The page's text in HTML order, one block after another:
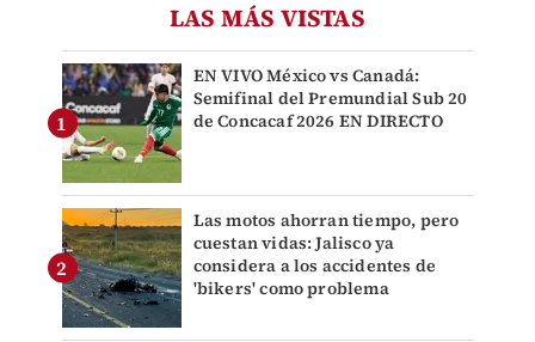
LAS MÁS VISTAS
EN VIVO México vs Canadá:
Semifinal del Premundial Sub 20
de Concacaf 2026 EN DIRECTO
Las motos ahorran tiempo, pero
cuestan vidas: Jalisco ya
considera a los accidentes de
'bikers' como problema